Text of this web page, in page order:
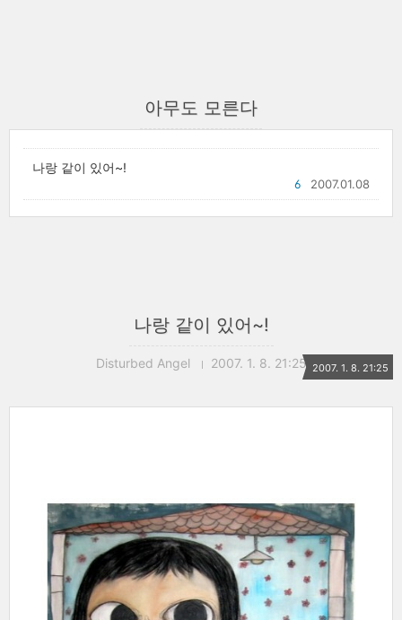
아무도 모른다
나랑 같이 있어~!
2007.01.08
6
나랑 같이 있어~!
Disturbed Angel 2007. 1. 8. 21:25 2007. 1. 8. 21:25